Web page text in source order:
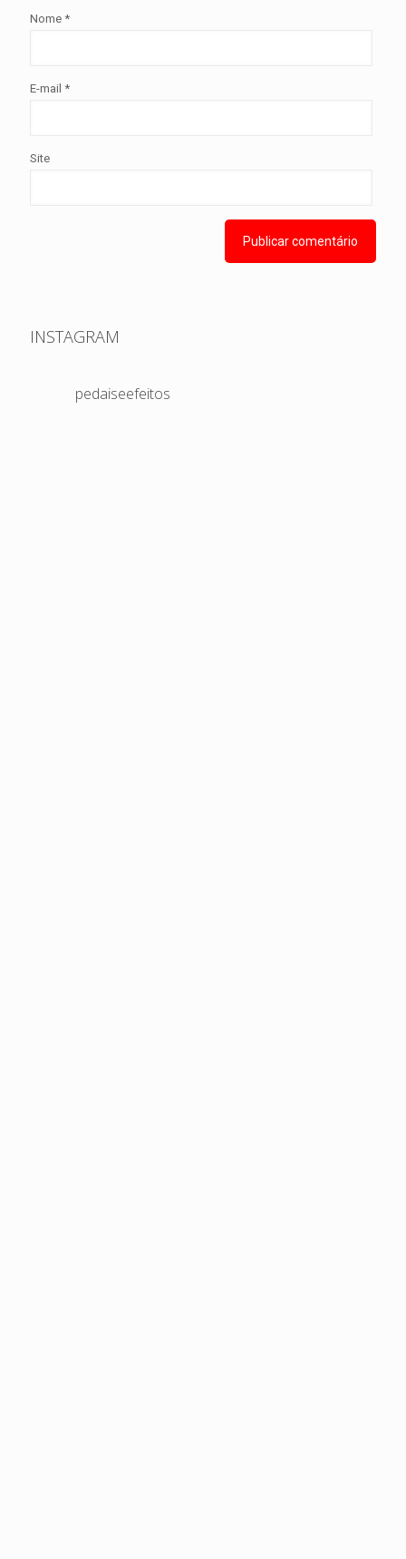
Nome *
E-mail *
Site
INSTAGRAM
pedaiseefeitos